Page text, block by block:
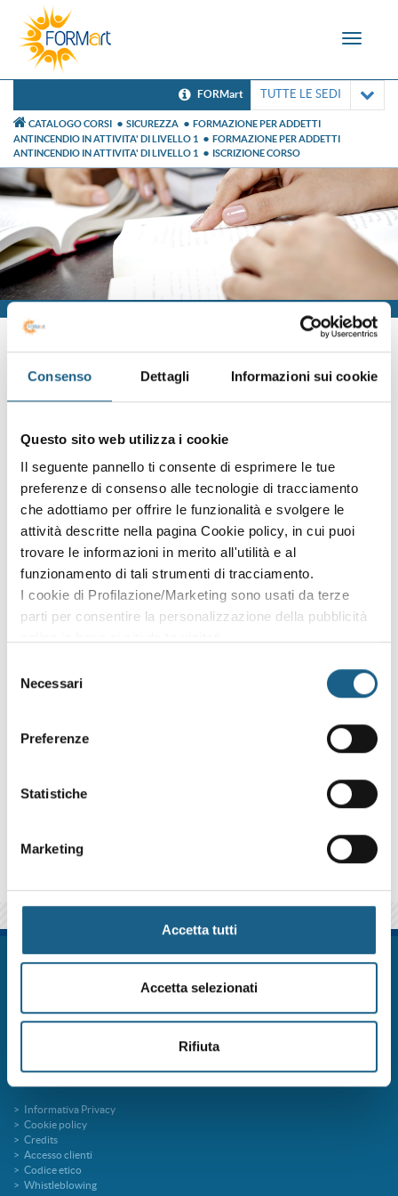
Consenso Dettagli Informazioni sui cookie
Questo sito web utilizza i cookie
Il seguente pannello ti consente di esprimere le tue
preferenze di consenso alle tecnologie di tracciamento
che adottiamo per offrire le funzionalità e svolgere le
attività descritte nella pagina Cookie policy, in cui puoi
trovare le informazioni in merito all'utilità e al
funzionamento di tali strumenti di tracciamento.
I cookie di Profilazione/Marketing sono usati da terze
parti per consentire la personalizzazione della pubblicità
qualsiasi momento. Consulta anche la nostra Privacy
delNecessari
Preferenze
Statistiche
Marketing
Accetta tutti
Accetta selezionati
Rifiuta
Toggle
FORMart TUTTE LE SEDI
CATALOGO CORSI SICUREZZA
FORMAZIONE PER ADDETTI
ANTINCENDIO IN ATTIVITA' DI LIVELLO 1
FORMAZIONE PER ADDETTI
ANTINCENDIO IN ATTIVITA' DI LIVELLO 1
ISCRIZIONE CORSO
Iscrizione
Sei già cliente?
iscrizione:
AZIENDA PRIVATO
P. IVA
PASSWORD (minimo 8 caratteri)
Oppure prosegui l'iscrizione al corso come
ospite
Puoi proseguire l'iscrizione al corso senza fare login. Scegli
qui sotto se iscriverti al corso come azienda o come privato.
FORM.ART SOC. CONS. A R.L. è un sistema formativo certificato secondo le
presso la Regione Emilia Romagna per la Formazione Professionale
FORMart via Ronco, 3 40013 Castel Maggiore Bologna p.iva 04260000379
Informativa Privacy
Cookie policy
Credits
Accesso clienti
Codice etico
Whistleblowing